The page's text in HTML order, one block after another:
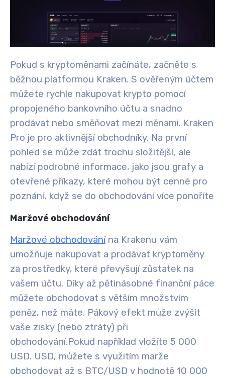
Pokud s kryptoměnami začínáte, začněte s
běžnou platformou Kraken. S ověřeným účtem
můžete rychle nakupovat krypto pomocí
propojeného bankovního účtu a snadno
prodávat nebo směňovat mezi měnami. Kraken
Pro je pro aktivnější obchodníky. Na první
pohled se může zdát trochu složitější, ale
nabízí podrobné informace, jako jsou grafy a
otevřené příkazy, které mohou být cenné pro
poznání, když se do obchodování více ponoříte
Maržové obchodování
Maržové obchodovánína Krakenu vám
umožňuje nakupovat a prodávat kryptoměny
za prostředky, které převyšují zůstatek na
vašem účtu. Díky až pětinásobné finanční páce
můžete obchodovat s větším množstvím
peněz, než máte. Pákový efekt může zvýšit
vaše zisky (nebo ztráty) při
obchodování.Pokud například vložíte 5 000
USD. USD, můžete s využitím marže
obchodovat až s BTC/USD v hodnotě 10 000